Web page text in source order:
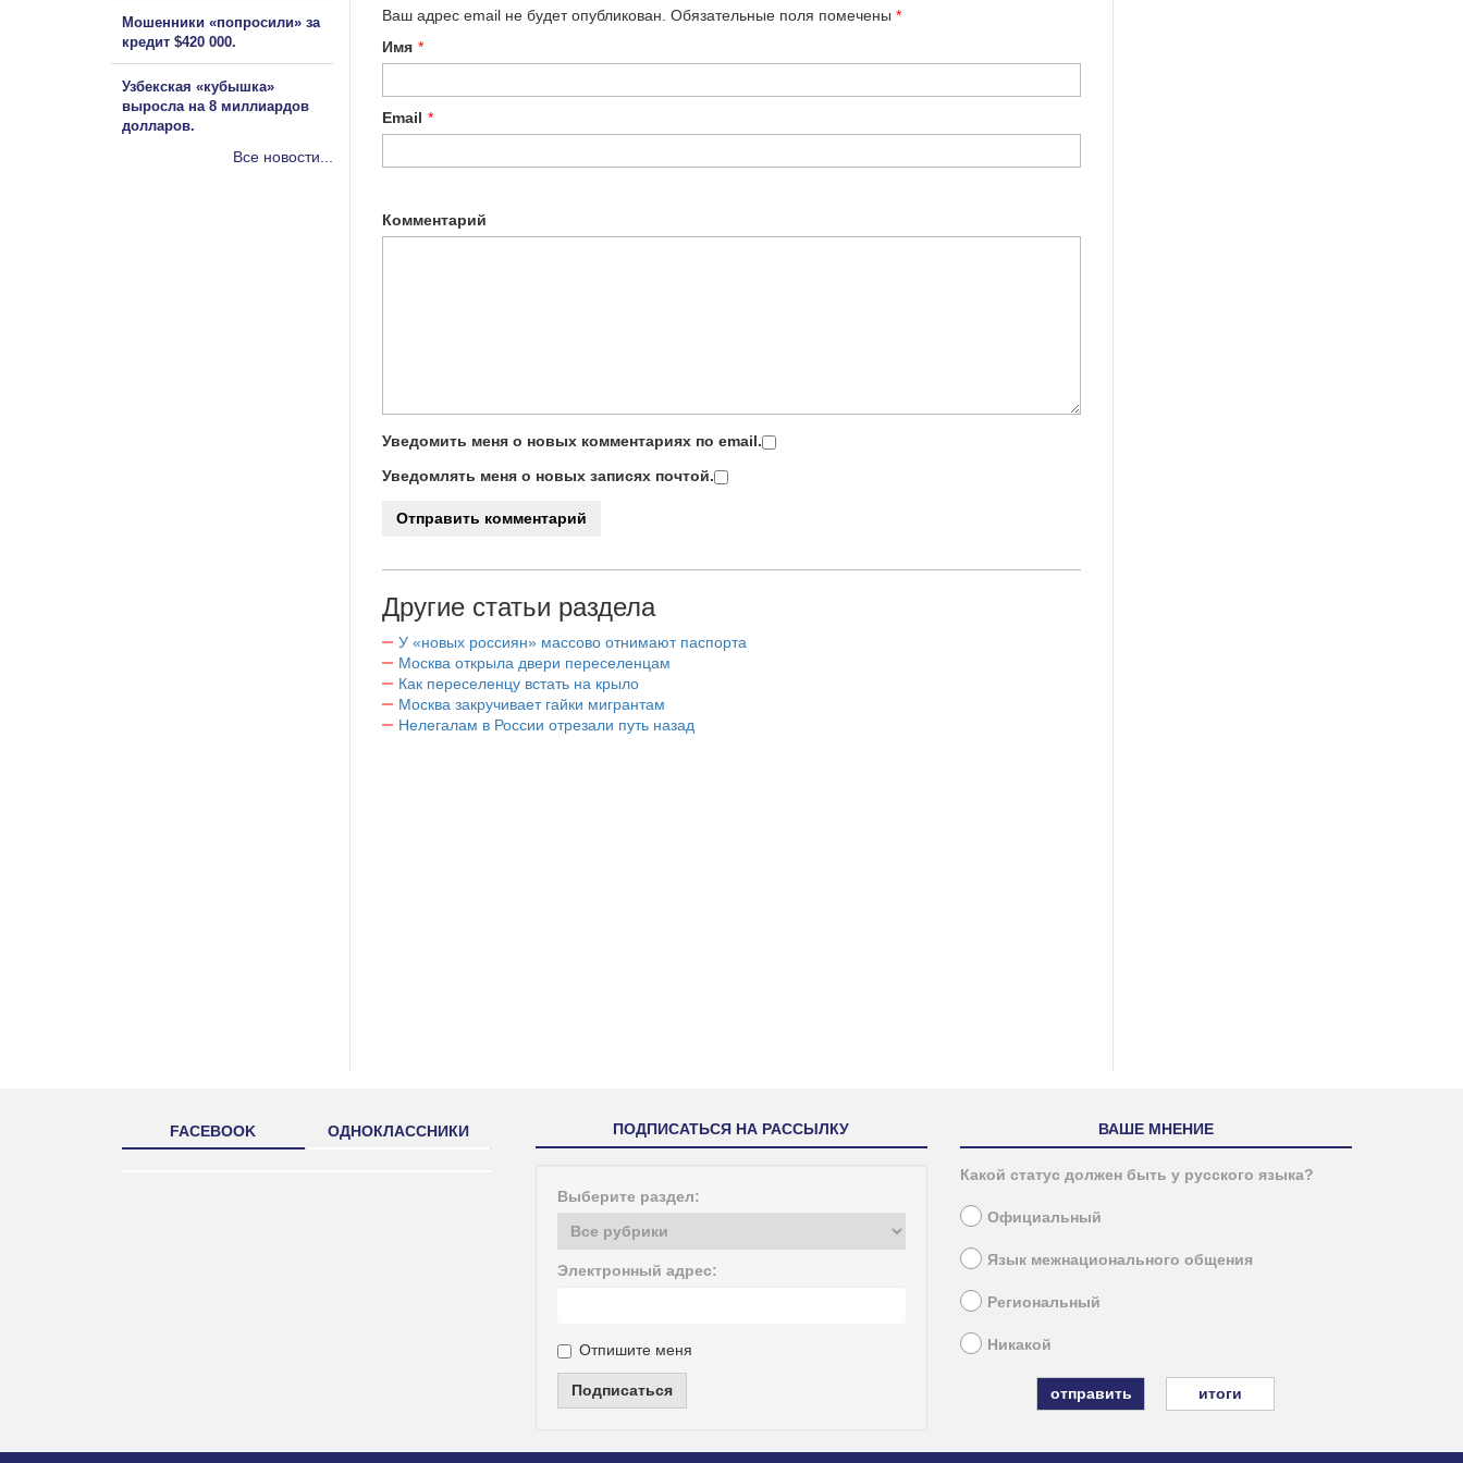
Ваш адрес email не будет опубликован. Обязательные поля помечены *
Имя *
Email *
Комментарий
Уведомить меня о новых комментариях по email.
Уведомлять меня о новых записях почтой.
Другие статьи раздела
У «новых россиян» массово отнимают паспорта
Москва открыла двери переселенцам
Как переселенцу встать на крыло
Москва закручивает гайки мигрантам
Нелегалам в России отрезали путь назад
Мошенники «попросили» за
кредит $420 000.
Узбекская «кубышка»
выросла на 8 миллиардов
долларов.
Все новости...
FACEBOOK ОДНОКЛАССНИКИ ПОДПИСАТЬСЯ НА РАССЫЛКУ
Выберите раздел:
Электронный адрес:
Отпишите меня
Подписаться
ВАШЕ МНЕНИЕ
Какой статус должен быть у русского языка?
Официальный
Язык межнационального общения
Региональный
Никакой
итоги